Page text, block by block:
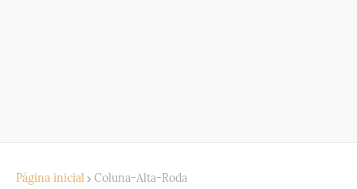
Página inicial Coluna-Alta-Roda